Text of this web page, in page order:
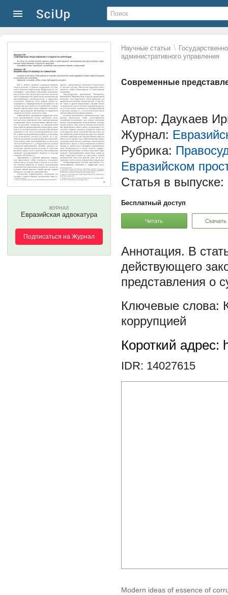
Научные статьи \
административного управления
Современные
ЖУРНАЛ
Евразийская адвокатура
Подписаться на Журнал
Автор: Даукаев
Журнал:
Рубрика:
Евразийском
Статья в выпуске:
Бесплатный доступ
Читать Скачать
В
действующего
представления о
коррупцией
Короткий адрес:
IDR: 14027615
Modern ideas of essence of